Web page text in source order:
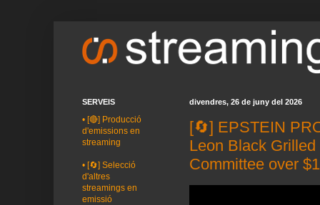
divendres, 26 de juny del 2026
[🔄] EPSTEIN
Leon Black
Committee over
SERVEIS
• [🔴] Producció
d'emissions en
streaming
• [🔄] Selecció
d'altres
streamings en
emissió